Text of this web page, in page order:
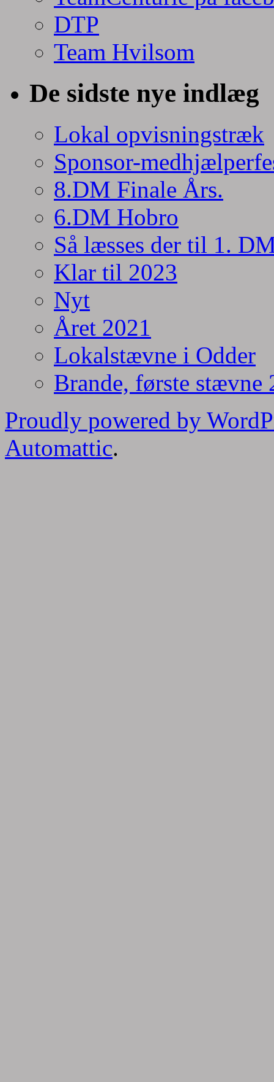
DTP
Team Hvilsom
De sidste nye indlæg
Lokal opvisningstræk
Sponsor-
8.DM Finale Års.
6.DM Hobro
Så læsses der til 1.
Klar til 2023
Nyt
Året 2021
Lokalstævne i Odder
Brande, første stævne
Proudly powered by
Automattic.